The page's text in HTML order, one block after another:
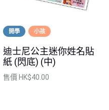
開學 小孩
迪士尼公主迷你姓名貼
紙 (閃底) (中)
售價 HK$40.00